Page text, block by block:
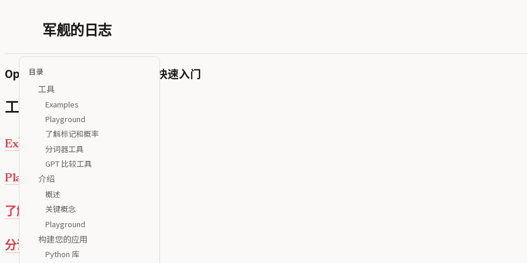
军舰的日志
目录
工具
Examples
Playground
了解标记和概率
分词器工具
GPT 比较工具
介绍
概述
关键概念
Playground
构建您的应用
Python 库
OpenAI API Documentation 快速入门
工具
Examples
Playground
了解标记和概率
分词器工具